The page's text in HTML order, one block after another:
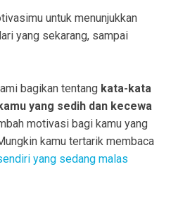
untuk menunjukkan
yang sekarang, sampai
bagikan tentang kata-kata
yang sedih dan kecewa
motivasi bagi kamu yang
kamu tertarik membaca
yang sedang malas